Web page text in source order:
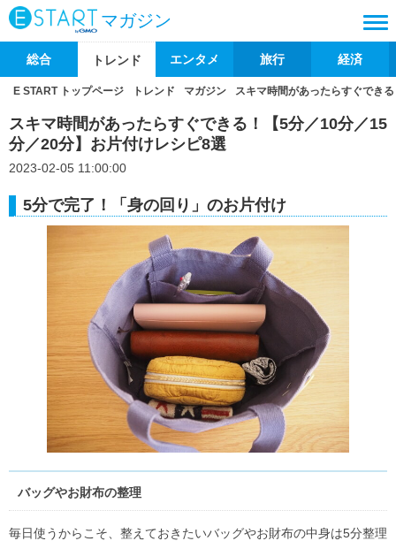
マガジン
総合 トレンド エンタメ 旅行 経済
E START トップページ トレンド マガジン スキマ時間があったらすぐでき
スキマ時間があったらすぐできる！【5分／10分／15
分／20分】お片付けレシピ8選
2023-02-05 11:00:00
5分で完了！「身の回り」のお片付け
バッグやお財布の整理
毎日使うからこそ、整えておきたいバッグやお財布の中身は5分整理